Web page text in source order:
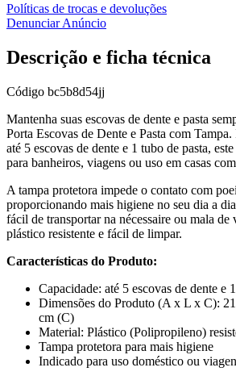
Políticas de trocas e devoluções
Denunciar Anúncio
Descrição e ficha técnica
Código bc5b8d54jj
Mantenha suas escovas de dente e pasta
Porta Escovas de Dente e Pasta com
até 5 escovas de dente e 1 tubo de pasta,
para banheiros, viagens ou uso em casas
A tampa protetora impede o contato com
proporcionando mais higiene no seu dia a
fácil de transportar na nécessaire ou mala
plástico resistente e fácil de limpar.
Características do Produto:
Capacidade: até 5 escovas de dente e
Dimensões do Produto (A x L x C):
cm (C)
Material: Plástico (Polipropileno)
Tampa protetora para mais higiene
Indicado para uso doméstico ou